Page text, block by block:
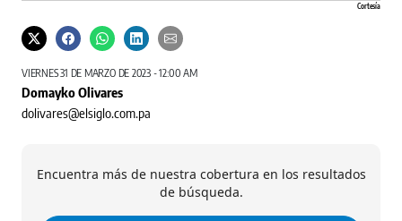
Cortesía
VIERNES 31 DE MARZO DE 2023 - 12:00 AM
Domayko Olivares
dolivares@elsiglo.com.pa
Encuentra más de nuestra cobertura en los resultados
de búsqueda.